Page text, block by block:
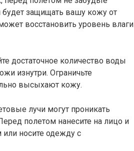
защищать вашу кожу от
восстановить уровень влаги
достаточное количество воды
изнутри. Ограничьте
высыхают кожу.
лучи могут проникать
полетом нанесите на лицо и
носите одежду с